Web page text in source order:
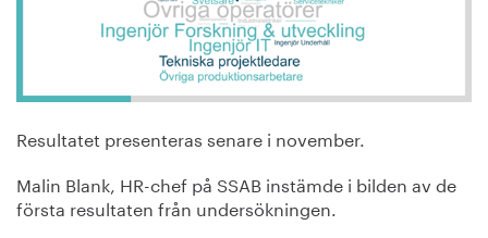
Resultatet presenteras senare i november.
Malin Blank, HR-chef på SSAB instämde i bilden av de
första resultaten från undersökningen.